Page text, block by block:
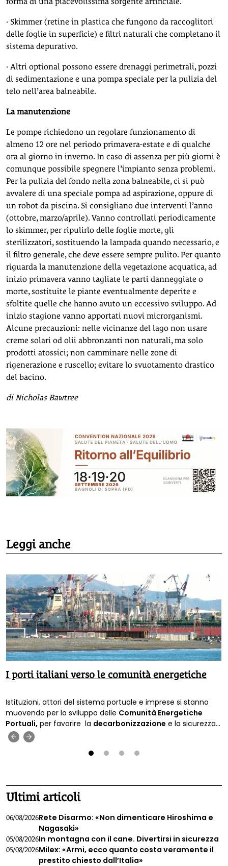
· Skimmer (retine in plastica che fungono da raccoglitori
delle foglie in superficie) e filtri naturali che completano il
sistema depurativo.
· Altri optional possono essere drenaggi perimetrali, pozzi
di sedimentazione e una pompa speciale per la pulizia del
telo nell’area balneabile.
La manutenzione
Le pompe richiedono un regolare funzionamento di
almeno 12 ore nel periodo primavera-estate e di qualche
ora al giorno in inverno. In caso di assenza per più giorni è
comunque possibile spegnere l’impianto senza problemi.
Per la pulizia del fondo nella zona balneabile, ci si può
avvalere di una speciale pompa ad aspirazione, oppure di
un robot da piscina. Si consigliano due interventi l’anno
(ottobre, marzo/aprile). Vanno controllati periodicamente
lo skimmer, per ripulirlo delle foglie morte, gli
sterilizzatori, sostituendo la lampada quando necessario, e
il filtro generale, che deve essere sempre pulito. Per quanto
riguarda la manutenzione della vegetazione acquatica, ad
inizio primavera vanno tagliate le parti danneggiate o
morte, sostituite le piante eventualmente deperite e
sfoltite quelle che hanno avuto un eccessivo sviluppo. Ad
inizio stagione vanno apportati nuovi microrganismi.
Alcune precauzioni: nelle vicinanze del lago non usare
creme solari od olii abbronzanti non naturali, ma solo
prodotti atossici; non camminare nelle zone di
rigenerazione e ruscello; evitare lo svuotamento drastico
del bacino.
di Nicholas Bawtree
Leggi anche
I porti italiani verso le comunità energetiche
Istituzioni, attori del sistema portuale e imprese si stanno
muovendo per lo sviluppo delle Comunità Energetiche
Portuali, per favorire la decarbonizzazione e la sicurezza
energetica.
Ultimi articoli
06/08/2026Rete Disarmo: «Non dimenticare Hiroshima e
Nagasaki»
05/08/2026In montagna con il cane. Divertirsi in sicurezza
05/08/2026Milex: «Armi, ecco quanto costa veramente il
prestito chiesto dall’Italia»